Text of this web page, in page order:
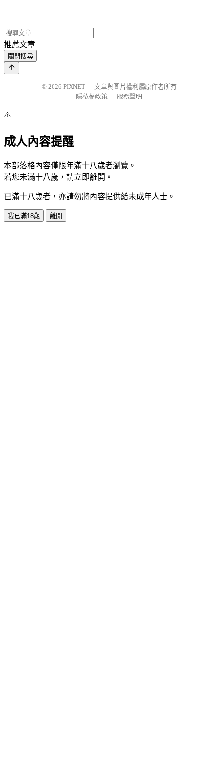
推薦文章
關閉搜尋
© 2026 PIXNET
文章與圖片權利屬原作者所有
隱私權政策
服務聲明
⚠️
成人內容提醒
本部落格內容僅限年滿十八歲者瀏覽。
若您未滿十八歲，請立即離開。
已滿十八歲者，亦請勿將內容提供給未成年人士。
我已滿18歲 離開